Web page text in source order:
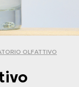
OLFATTIVO